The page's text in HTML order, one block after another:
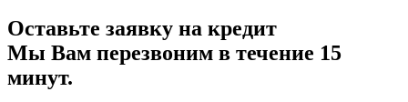
Оставьте заявку на кредит
Мы Вам перезвоним в течение 15
минут.